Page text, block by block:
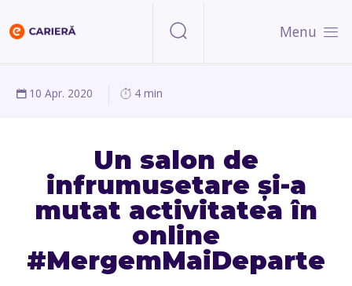
Menu
10 Apr. 2020 4 min
Un salon de
infrumusetare și-a
mutat activitatea în
online
#MergemMaiDeparte